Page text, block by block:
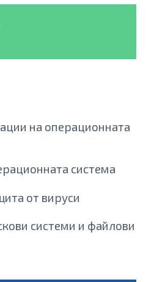
на операционната
система
от вируси
системи и файлови